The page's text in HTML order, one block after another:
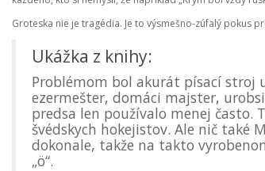
Groteska nie je tragédia. Je to výsmešno-zúfalý pokus
Ukážka z knihy:
Problémom bol akurát písací stroj
ezermešter, domáci majster,
predsa len používalo menej často.
švédskych hokejistov. Ale nič také
dokonale, takže na takto
„ö“.